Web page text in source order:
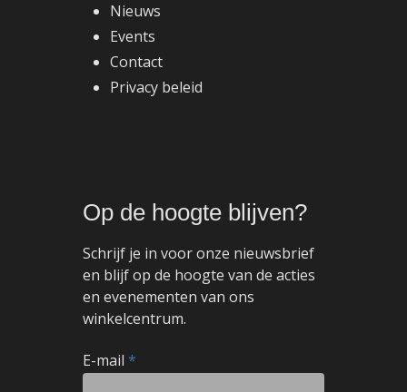
Nieuws
Events
Contact
Privacy beleid
Op de hoogte blijven?
Schrijf je in voor onze nieuwsbrief
en blijf op de hoogte van de acties
en evenementen van ons
winkelcentrum.
E-mail *